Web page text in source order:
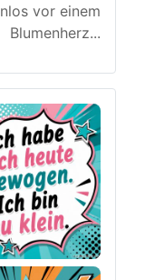
vor einem
Blumenherz...